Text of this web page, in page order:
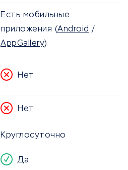
Есть мобильные
приложения (Android /
AppGallery)
Нет
Нет
Круглосуточно
Да